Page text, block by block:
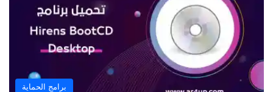
برامج الحماية